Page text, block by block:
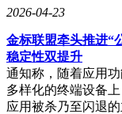
2026-04-23
金标联盟牵头推进“
稳定性双提升
通知称，随着应用
多样化的终端设备
应用被杀乃至闪退